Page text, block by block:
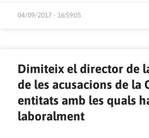
04/09/2017 - 16:59:05
Dimiteix el director de
de les acusacions de la
entitats amb les quals
laboralment